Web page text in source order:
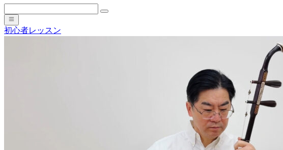
初心者レッスン